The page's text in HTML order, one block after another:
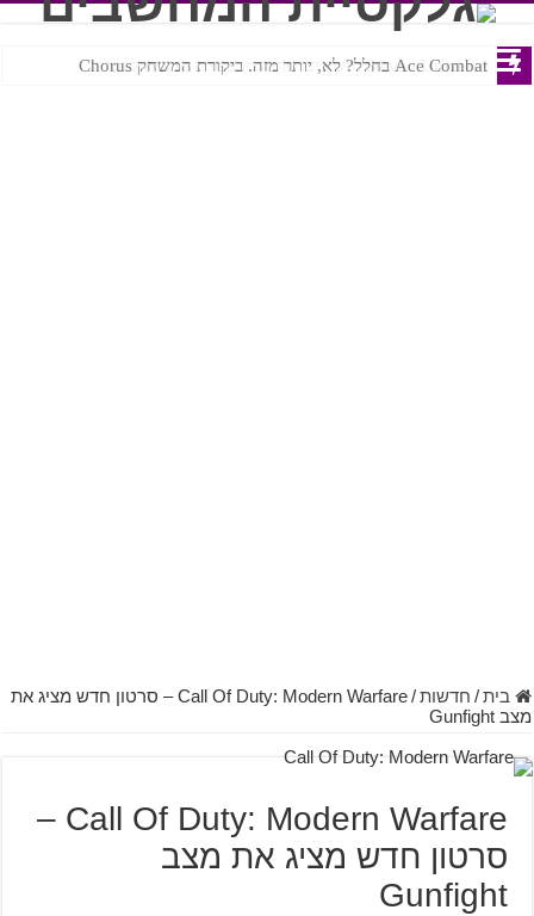
Ace Combat בחלל? לא, יותר מזה. ביקורת המשחק Chorus
Steven Universe והשירים שתורגמו בצורה נוראית לעברית
בית / חדשות /
Call Of Duty: Modern Warfare – סרטון חדש מציג את
מצב Gunfight
Call Of Duty: Modern Warfare –
סרטון חדש מציג את מצב
Gunfight